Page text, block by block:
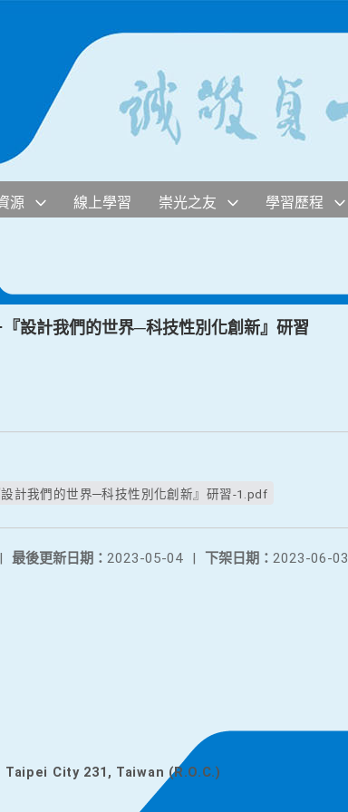
源 線上學習 崇光之友 學習歷程
設計我們的世界─科技性別化創新』研習
計我們的世界─科技性別化創新』研習-1.pdf
下架日期： 2023-06-03
最後更新日期： 2023-05-04 |
|
City 231, Taiwan (R.O.C.)